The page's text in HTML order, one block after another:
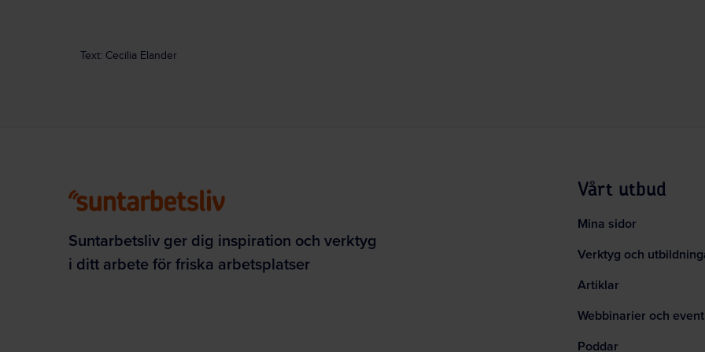
Text: Cecilia Elander
Suntarbetsliv ger dig inspiration och verktyg
i ditt arbete för friska arbetsplatser
Vårt utbud
Mina sidor
Verktyg och
Artiklar
Webbinarier och event
Poddar